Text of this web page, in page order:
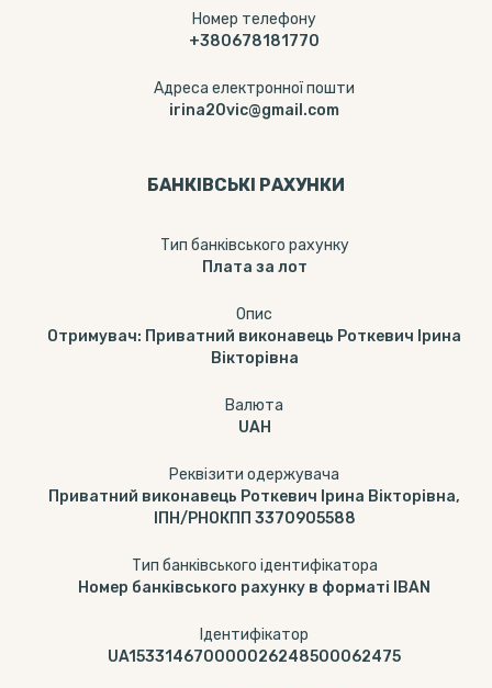
Номер телефону
+380678181770
Адреса електронної пошти
irina20vic@gmail.com
БАНКІВСЬКІ РАХУНКИ
Тип банкiвського рахунку
Плата за лот
Опис
Отримувач: Приватний виконавець Роткевич Ірина
Вікторівна
Валюта
UAH
Реквізити одержувача
Приватний виконавець Роткевич Ірина Вікторівна,
ІПН/РНОКПП 3370905588
Тип банківського ідентифікатора
Номер банківського рахунку в форматі IBAN
Ідентифікатор
UA153314670000026248500062475